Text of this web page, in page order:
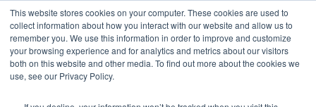
This website stores cookies on your computer. These cookies are used to
collect information about how you interact with our website and allow us to
remember you. We use this information in order to improve and customize
your browsing experience and for analytics and metrics about our visitors
both on this website and other media. To find out more about the cookies we
use, see our Privacy Policy.